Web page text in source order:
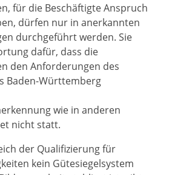
für die Beschäftigte Anspruch
dürfen nur in anerkannten
durchgeführt werden. Sie
dafür, dass die
den Anforderungen des
Baden-Württemberg
wie in anderen
nicht statt.
der Qualifizierung für
kein Gütesiegelsystem